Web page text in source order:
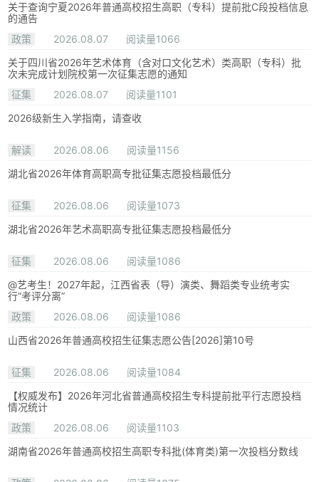
关于查询宁夏2026年普通高校招生高职（专科）提前批C段投档信息
的通告
政策
2026.08.07
阅读量1066
关于四川省2026年艺术体育（含对口文化艺术）类高职（专科）批
次未完成计划院校第一次征集志愿的通知
征集
2026.08.07
阅读量1101
2026级新生入学指南，请查收
解读 2026.08.06
阅读量1156
湖北省2026年体育高职高专批征集志愿投档最低分
征集 2026.08.06
阅读量1073
湖北省2026年艺术高职高专批征集志愿投档最低分
征集 2026.08.06
阅读量1086
@艺考生！2027年起，江西省表（导）演类、舞蹈类专业统考实
行“考评分离”
政策
2026.08.06
阅读量1086
山西省2026年普通高校招生征集志愿公告[2026]第10号
征集 2026.08.06
阅读量1084
【权威发布】2026年河北省普通高校招生专科提前批平行志愿投档
情况统计
政策
2026.08.06
阅读量1103
湖南省2026年普通高校招生高职专科批(体育类)第一次投档分数线